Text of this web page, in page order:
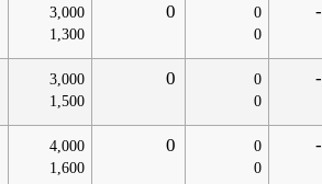
3,000
1,300
0
0
0
-
3,000
1,500
0
0
0
-
4,000
1,600
0
0
0
-